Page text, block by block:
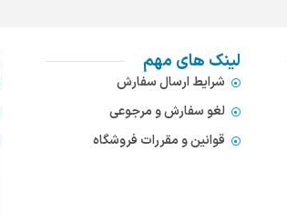
لینک های مهم
شرایط ارسال سفارش
لغو سفارش و مرجوعی
قوانین و مقررات فروشگاه